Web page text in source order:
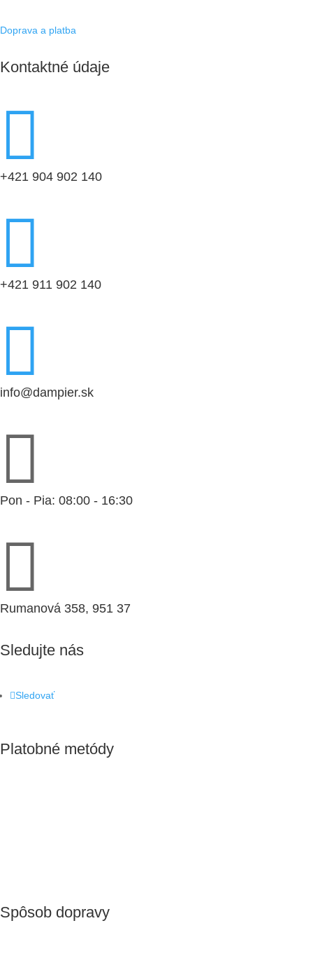
Doprava a platba
Kontaktné údaje

+421 904 902 140

+421 911 902 140

info@dampier.sk

Pon - Pia: 08:00 - 16:30

Rumanová 358, 951 37
Sledujte nás
Sledovať
Platobné metódy
Spôsob dopravy